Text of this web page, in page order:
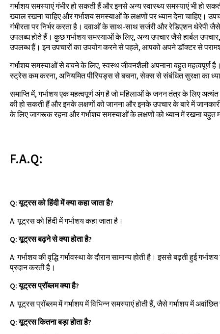
गर्भाशय समस्याएं गंभीर हो सकती हैं और इनसे अन्य स्वास्थ्य समस्याएं भी हो
ख्याल रखना चाहिए और गर्भाशय समस्याओं के लक्षणों पर ध्यान देना चाहिए।
गंभीरता पर निर्भर करता है। दवाओं के साथ-साथ सर्जरी और रेडिएशन थेरेपी
उपलब्ध होते हैं। कुछ गर्भाशय समस्याओं के लिए, अन्य उपचार जैसे हार्बल
उपलब्ध हैं। इन उपचारों का उपयोग करने से पहले, आपको अपने डॉक्टर से
गर्भाशय समस्याओं से बचने के लिए, स्वस्थ जीवनशैली अपनाना बहुत महत्वपूर्ण
स्ट्रेस कम करना, अनियमित पीरियड्स से बचना, सेक्स से संबंधित सुरक्षा का
समाप्ति में, गर्भाशय एक महत्वपूर्ण अंग है जो महिलाओं के जनन तंत्र के लिए
की हो सकती हैं और इनके लक्षणों को जानना और इनके उपचार के बारे में
के लिए जागरूक रहना और गर्भाशय समस्याओं के लक्षणों को ध्यान में रखना बहुत
F.A.Q:
Q: यूट्रस को हिंदी में क्या कहा जाता है?
A: यूट्रस को हिंदी में गर्भाशय कहा जाता है।
Q: यूट्रस बढ़ने से क्या होता है?
A: गर्भाशय की वृद्धि गर्भावस्था के दौरान सामान्य होती है। इससे बढ़ती हुई
प्रदान करती है।
Q: यूट्रस प्रॉब्लम क्या है?
A: यूट्रस प्रॉब्लम में गर्भाशय में विभिन्न समस्याएं होती हैं, जैसे गर्भाशय में
Q: यूट्रस कितना बड़ा होता है?